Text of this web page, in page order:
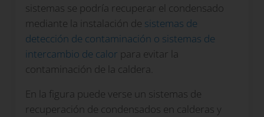
sistemas se podría recuperar el condensado
mediante la instalación de sistemas de
detección de contaminación o sistemas de
intercambio de calor para evitar la
contaminación de la caldera.
En la figura puede verse un sistemas de
recuperación de condensados en calderas y